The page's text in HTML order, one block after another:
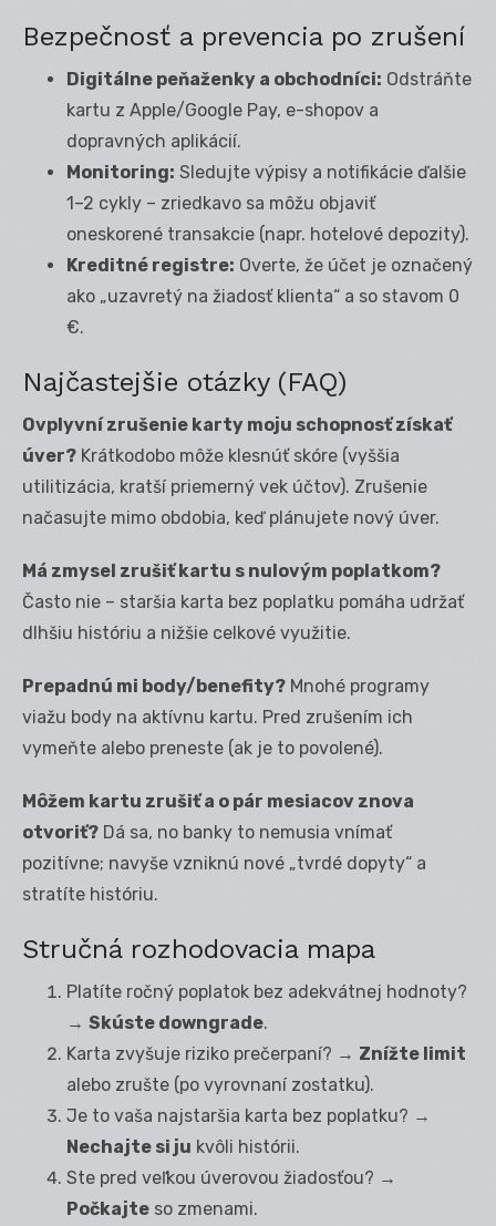
Bezpečnosť a prevencia po zrušení
Digitálne peňaženky a obchodníci: Odstráňte
kartu z Apple/Google Pay, e-shopov a
dopravných aplikácií.
Monitoring: Sledujte výpisy a notifikácie ďalšie
1–2 cykly – zriedkavo sa môžu objaviť
oneskorené transakcie (napr. hotelové depozity).
Kreditné registre: Overte, že účet je označený
ako „uzavretý na žiadosť klienta“ a so stavom 0
€.
Najčastejšie otázky (FAQ)
Ovplyvní zrušenie karty moju schopnosť získať
úver? Krátkodobo môže klesnúť skóre (vyššia
utilitizácia, kratší priemerný vek účtov). Zrušenie
načasujte mimo obdobia, keď plánujete nový úver.
Má zmysel zrušiť kartu s nulovým poplatkom?
Často nie – staršia karta bez poplatku pomáha udržať
dlhšiu históriu a nižšie celkové využitie.
Prepadnú mi body/benefity? Mnohé programy
viažu body na aktívnu kartu. Pred zrušením ich
vymeňte alebo preneste (ak je to povolené).
Môžem kartu zrušiť a o pár mesiacov znova
otvoriť? Dá sa, no banky to nemusia vnímať
pozitívne; navyše vzniknú nové „tvrdé dopyty“ a
stratíte históriu.
Stručná rozhodovacia mapa
Platíte ročný poplatok bez adekvátnej hodnoty?
→ Skúste downgrade.
Karta zvyšuje riziko prečerpaní? → Znížte limit
alebo zrušte (po vyrovnaní zostatku).
Je to vaša najstaršia karta bez poplatku? →
Nechajte si ju kvôli histórii.
Ste pred veľkou úverovou žiadosťou? →
Počkajte so zmenami.